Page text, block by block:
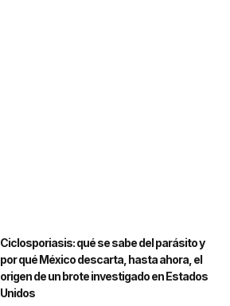
Ciclosporiasis: qué se sabe del parásito y
por qué México descarta, hasta ahora, el
origen de un brote investigado en Estados
Unidos